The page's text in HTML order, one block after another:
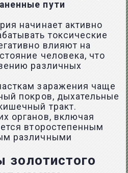
пути
начинает активно
токсические
влияют на
человека, что
различных
заражения чаще
покров, дыхательные
тракт.
органов, включая
второстепенным
различными